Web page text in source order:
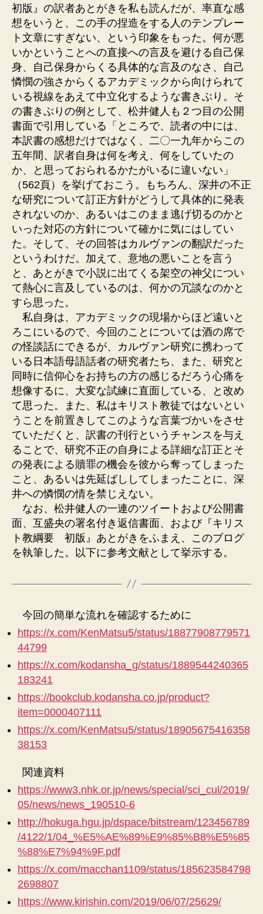
初版』の訳者あとがきを私も読んだが、率直な感
想をいうと、この手の捏造をする人のテンプレー
ト文章にすぎない、という印象をもった。何が悪
いかということへの直接への言及を避ける自己保
身、自己保身からくる具体的な言及のなさ、自己
憐憫の強さからくるアカデミックから向けられて
いる視線をあえて中立化するような書きぶり。そ
の書きぶりの例として、松井健人も２つ目の公開
書面で引用している「ところで、読者の中には、
本訳書の感想だけではなく、二〇一九年からこの
五年間、訳者自身は何を考え、何をしていたの
か、と思っておられるかたがいるに違いない」
（562頁）を挙げておこう。もちろん、深井の不正
な研究について訂正方針がどうして具体的に発表
されないのか、あるいはこのまま逃げ切るのかと
いった対応の方針について確かに気にはしてい
た。そして、その回答はカルヴァンの翻訳だった
というわけだ。加えて、意地の悪いことを言う
と、あとがきで小説に出てくる架空の神父につい
て熱心に言及しているのは、何かの冗談なのかと
すら思った。
私自身は、アカデミックの現場からほど遠いと
ろこにいるので、今回のことについては酒の席で
の怪談話にできるが、カルヴァン研究に携わって
いる日本語母語話者の研究者たち、また、研究と
同時に信仰心をお持ちの方の感じるだろう心痛を
想像するに、大変な試練に直面している、と改め
て思った。また、私はキリスト教徒ではないとい
うことを前置きしてこのような言葉づかいをさせ
ていただくと、訳書の刊行というチャンスを与え
ることで、研究不正の自身による詳細な訂正とそ
の発表による贖罪の機会を彼から奪ってしまった
こと、あるいは先延ばししてしまったことに、深
井への憐憫の情を禁じえない。
なお、松井健人の一連のツイートおよび公開書
面、互盛央の署名付き返信書面、および『キリス
ト教綱要 初版』あとがきをふまえ、このブログ
を執筆した。以下に参考文献として挙示する。
今回の簡単な流れを確認するために
https://x.com/KenMatsu5/status/18877908779571
44799
https://x.com/kodansha_g/status/1889544240365
183241
https://bookclub.kodansha.co.jp/product?
item=0000407111
https://x.com/KenMatsu5/status/18905675416358
38153
関連資料
https://www3.nhk.or.jp/news/special/sci_cul/2019/
05/news/news_190510-6
http://hokuga.hgu.jp/dspace/bitstream/123456789
/4122/1/04_%E5%AE%89%E9%85%B8%E5%85
%88%E7%94%9F.pdf
https://x.com/macchan1109/status/185623584798
2698807
https://www.kirishin.com/2019/06/07/25629/